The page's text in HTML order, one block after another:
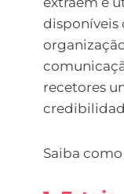
disponíveis
recetores
Saiba